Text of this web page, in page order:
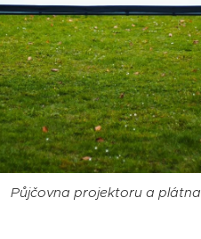
Půjčovna projektoru a plátna
Půjčovna projektoru a plátna
Půjčovna projektoru a plátna